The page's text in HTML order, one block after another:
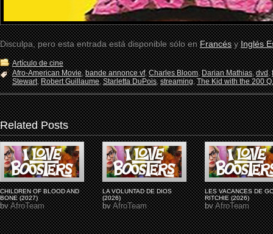
Disculpa, pero esta entrada está disponible sólo enFrancésyInglés
Artículo de cine
Afro-American Movie,bande annonce vf,Charles Bloom,Darian Mathias,dvd,
Stewart,Robert Guillaume,Starletta DuPois,streaming,The Kid with the 200
Related Posts
CHILDREN OF BLOOD AND
BONE (2027)
byAfroTeam
LA VOLUNTAD DE DIOS
(2026)
byAfroTeam
LES VACANCES DE
RITCHIE (2026)
byAfroTeam